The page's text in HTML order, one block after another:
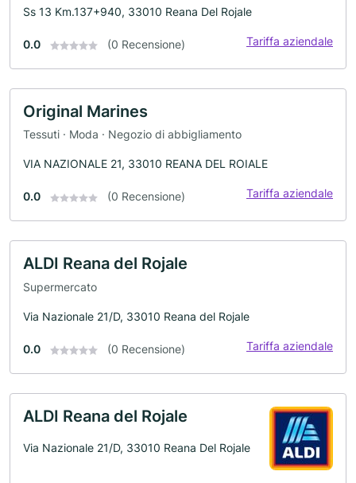
Ss 13 Km.137+940, 33010 Reana Del Rojale
0.0 (0 Recensione) Tariffa aziendale
Original Marines
Tessuti · Moda · Negozio di abbigliamento
VIA NAZIONALE 21, 33010 REANA DEL ROIALE
0.0 (0 Recensione) Tariffa aziendale
ALDI Reana del Rojale
Supermercato
Via Nazionale 21/D, 33010 Reana del Rojale
0.0 (0 Recensione) Tariffa aziendale
ALDI Reana del Rojale
Via Nazionale 21/D, 33010 Reana Del Rojale